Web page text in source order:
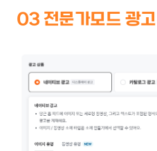
03 전문가모드 광